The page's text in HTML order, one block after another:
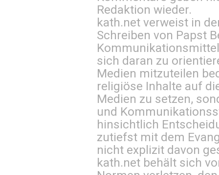
Redaktion wieder.
kath.net verweist in
Schreiben von Papst
sich daran zu
Medien mitzuteilen
religiöse Inhalte auf
Medien zu setzen,
und
hinsichtlich
zutiefst mit dem
nicht explizit davon
kath.net behält sich